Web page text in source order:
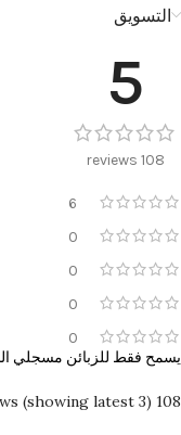
التسويق
5
108 reviews
6
0
0
0
0
108 reviews (showing latest 3)
يسمح فقط للزبائن مسجلي